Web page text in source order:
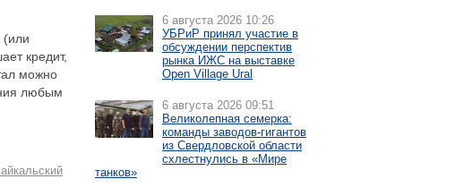
(или
кредит,
можно
любым
6 августа 2026 10:26
УБРиР принял участие в
обсуждении перспектив
рынка ИЖС на выставке
Open Village Ural
6 августа 2026 09:51
Великолепная семерка:
команды заводов-гигантов
из Свердловской области
схлестнулись в «Мире
танков»